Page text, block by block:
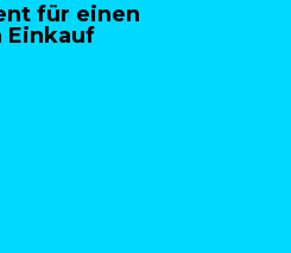
für einen
Einkauf